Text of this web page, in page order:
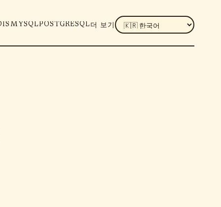
MYSQLPOSTGRESQL더 보기
LANGUAGE